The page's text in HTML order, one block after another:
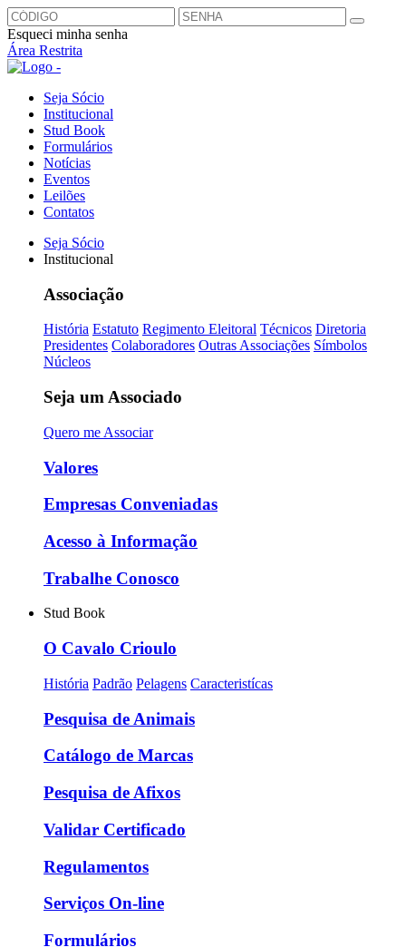
Esqueci minha senha
Área Restrita
Seja Sócio
Institucional
Stud Book
Formulários
Notícias
Eventos
Leilões
Contatos
Seja Sócio
Institucional
Associação
História Estatuto Regimento Eleitoral Técnicos Diretoria
Presidentes Colaboradores Outras Associações Símbolos
Núcleos
Seja um Associado
Quero me Associar
Valores
Empresas Conveniadas
Acesso à Informação
Trabalhe Conosco
Stud Book
O Cavalo Crioulo
História Padrão Pelagens Caracteristícas
Pesquisa de Animais
Catálogo de Marcas
Pesquisa de Afixos
Validar Certificado
Regulamentos
Serviços On-line
Formulários